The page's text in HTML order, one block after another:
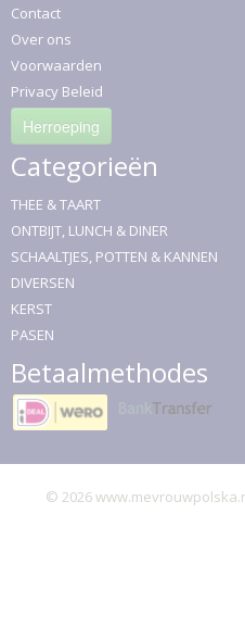
Contact
Over ons
Voorwaarden
Privacy Beleid
Herroeping
Categorieën
THEE & TAART
ONTBIJT, LUNCH & DINER
SCHAALTJES, POTTEN & KANNEN
DIVERSEN
KERST
PASEN
Betaalmethodes
© 2026